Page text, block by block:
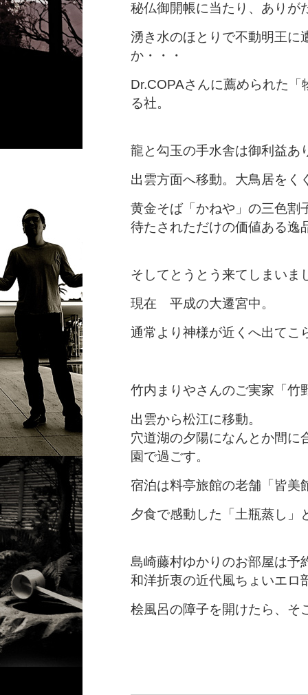
秘仏御開帳に当たり、ありが
湧き水のほとりで不動明王に
か・・・
Dr.COPAさんに薦められた
る社。
龍と勾玉の手水舎は御利益あ
出雲方面へ移動。大鳥居をく
黄金そば「かねや」の三色割
待たされただけの価値ある逸
そしてとうとう来てしまいま
現在 平成の大遷宮中。
通常より神様が近くへ出てこ
竹内まりやさんのご実家「竹
出雲から松江に移動。
穴道湖の夕陽になんとか間に
園で過ごす。
宿泊は料亭旅館の老舗「皆美
夕食で感動した「土瓶蒸し」
島崎藤村ゆかりのお部屋は予
和洋折衷の近代風ちょいエロ
桧風呂の障子を開けたら、そ